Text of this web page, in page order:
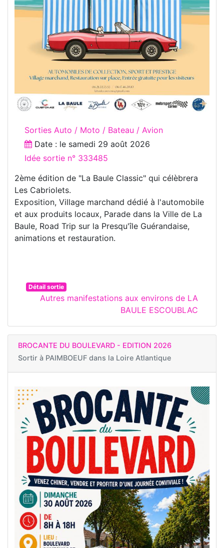
Sorties Auto / Moto / Bateau / Avion
Date : le samedi 29 août 2026
Idée sortie n° 333485
2ème édition de "La Baule Classic" qui célèbrera
Les Cabriolets.
Exposition, Village marchand dédié à l'automobile
et aux produits locaux, Parade dans la Ville de La
Baule, Road Trip sur la Presqu'île Guérandaise,
animations et restauration.
Détail sortie
Autres manifestations aux environs de LA
BAULE ESCOUBLAC
BROCANTE DU BOULEVARD - EDITION 2026
Sortir à PAIMBOEUF dans la Loire Atlantique